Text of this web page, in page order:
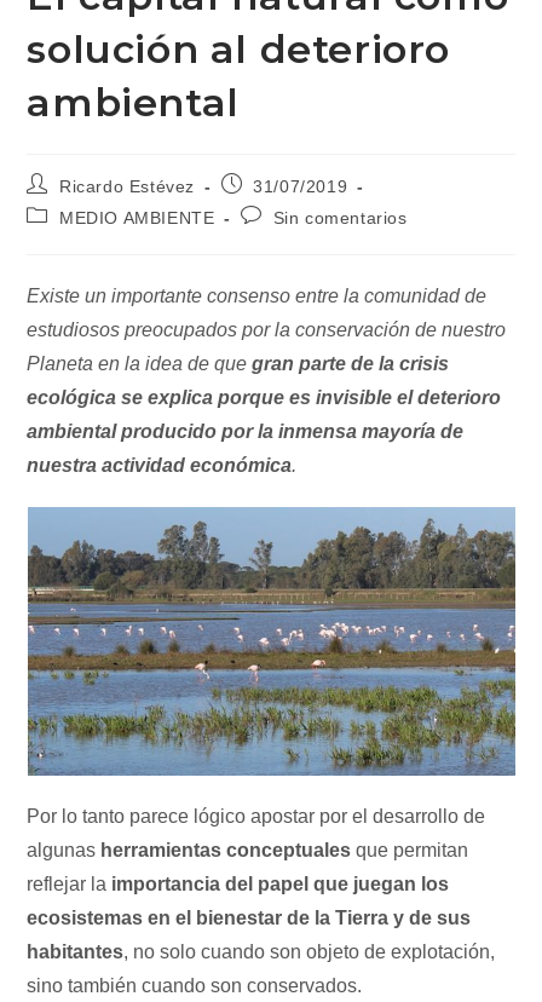
solución al deterioro
ambiental
Autor
de
la
Ricardo Estévez
Publicación
31/07/2019
Categoría
MEDIO AMBIENTE
Comentarios
Sin comentarios
Existe un importante consenso entre la comunidad de
estudiosos preocupados por la conservación de nuestro
Planeta en la idea de quegran parte de la crisis
ecológica se explica porque es invisible el deterioro
ambiental producido por la inmensa mayoría de
nuestra actividad económica.
Por lo tanto parece lógico apostar por el desarrollo de
algunas herramientas conceptuales que permitan
reflejar la importancia del papel que juegan los
ecosistemas en el bienestar de la Tierra y de sus
habitantes, no solo cuando son objeto de explotación,
sino también cuando son conservados.